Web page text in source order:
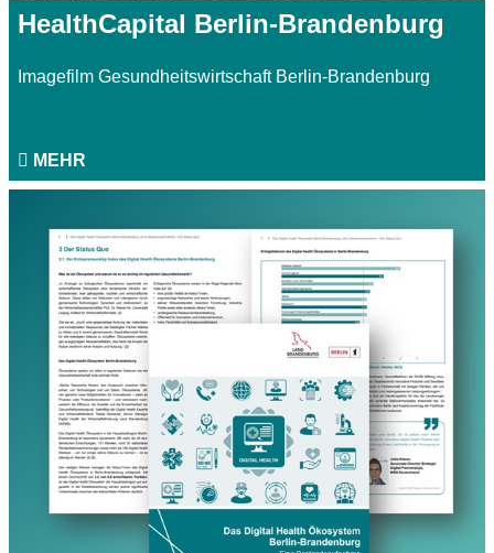
HealthCapital Berlin-Brandenburg
Imagefilm Gesundheitswirtschaft Berlin-Brandenburg
MEHR